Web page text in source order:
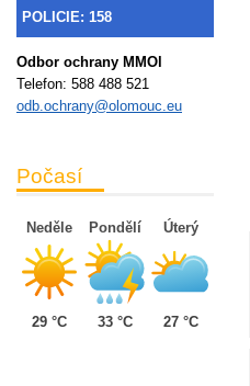
POLICIE: 158
Odbor ochrany MMOl
Telefon: 588 488 521
odb.ochrany@olomouc.eu
Počasí
Neděle
29 °C
Pondělí
33 °C
Úterý
27 °C